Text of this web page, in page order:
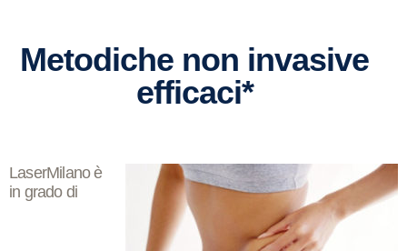
Metodiche non invasive
efficaci*
LaserMilanoè
in grado di